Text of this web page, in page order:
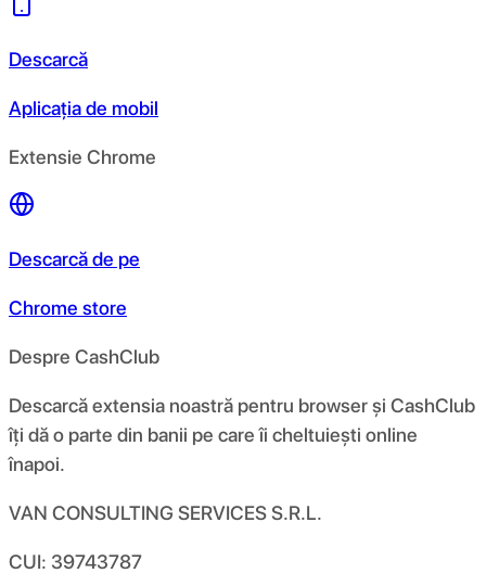
Descarcă
Aplicația de mobil
Extensie Chrome
Descarcă de pe
Chrome store
Despre CashClub
Descarcă extensia noastră pentru browser și CashClub
îți dă o parte din banii pe care îi cheltuiești online
înapoi.
VAN CONSULTING SERVICES S.R.L.
CUI: 39743787